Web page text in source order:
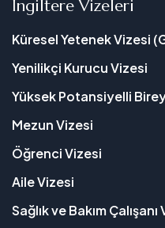
İngiltere Vizeleri
Küresel Yetenek Vizesi
Yenilikçi Kurucu Vizesi
Yüksek Potansiyelli
Mezun Vizesi
Öğrenci Vizesi
Aile Vizesi
Sağlık ve Bakım Çalışanı